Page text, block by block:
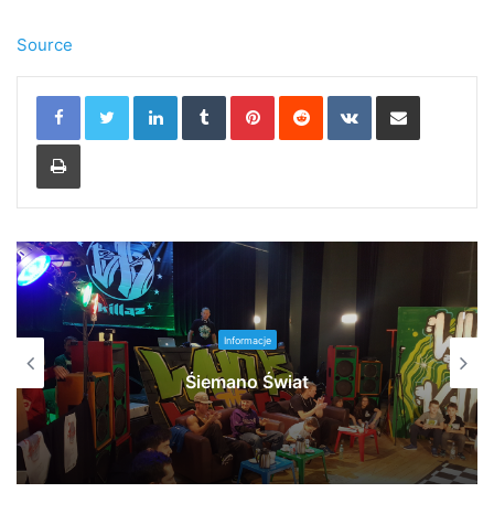
Source
LinkedInTumblrPinterestReddit VKontakteShare via Email
Print
Informacje
Śiemano Świat